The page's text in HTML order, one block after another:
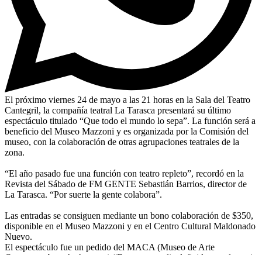
El próximo viernes 24 de mayo a las 21 horas en la Sala del Teatro
Cantegril, la compañía teatral La Tarasca presentará su último
espectáculo titulado “Que todo el mundo lo sepa”. La función será a
beneficio del Museo Mazzoni y es organizada por la Comisión del
museo, con la colaboración de otras agrupaciones teatrales de la
zona.
“El año pasado fue una función con teatro repleto”, recordó en la
Revista del Sábado de FM GENTE Sebastián Barrios, director de
La Tarasca. “Por suerte la gente colabora”.
Las entradas se consiguen mediante un bono colaboración de $350,
disponible en el Museo Mazzoni y en el Centro Cultural Maldonado
Nuevo.
El espectáculo fue un pedido del MACA (Museo de Arte